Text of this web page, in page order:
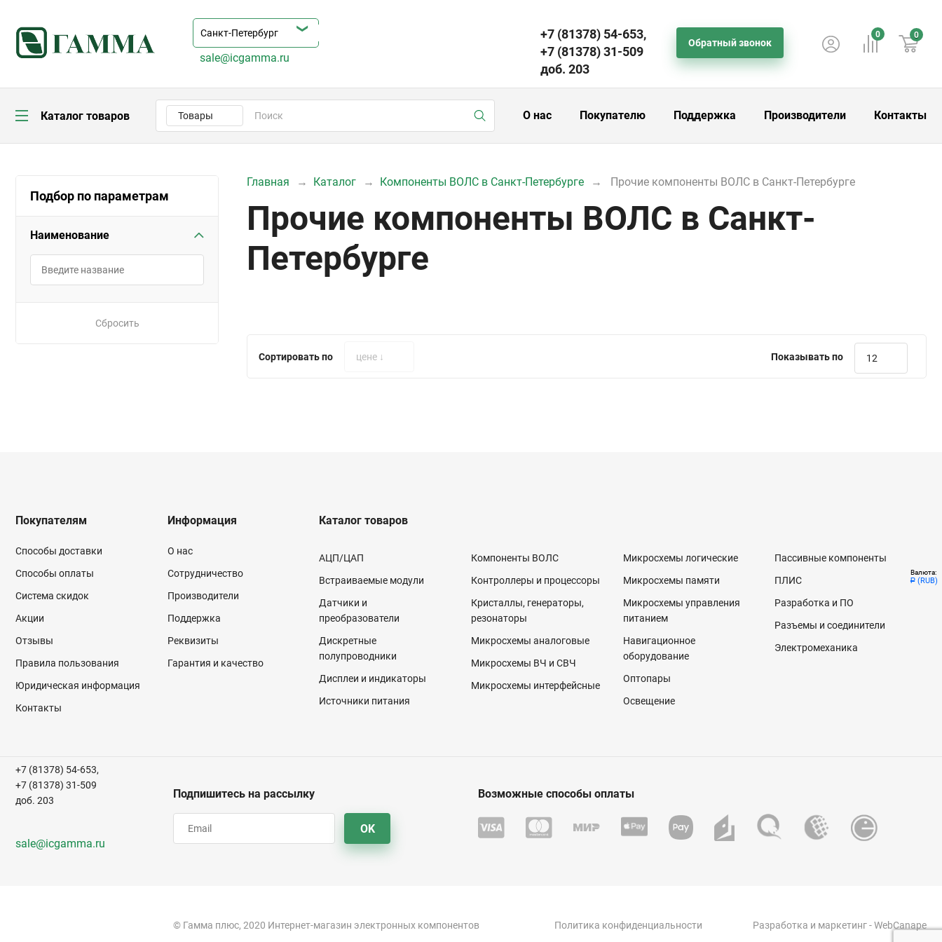
Валюта:
Р (RUB)
+7 (81378) 54-653,
+7 (81378) 31-509
доб. 203
Обратный звонок
sale@icgamma.ru
0 0
Каталог товаров Товары О нас Покупателю Поддержка Производители Контакты
Подбор по параметрам
Наименование
Сбросить
Главная Каталог Компоненты ВОЛС в Санкт-Петербурге Прочие компоненты ВОЛС в Санкт-Петербурге
Прочие компоненты ВОЛС в Санкт-
Петербурге
Сортировать по цене ↓ Показывать по 12
Покупателям
Способы доставки
Способы оплаты
Система скидок
Акции
Отзывы
Правила пользования
Юридическая информация
Контакты
Информация
О нас
Сотрудничество
Производители
Поддержка
Реквизиты
Гарантия и качество
Каталог товаров
АЦП/ЦАП
Встраиваемые модули
Датчики и
преобразователи
Дискретные
полупроводники
Дисплеи и индикаторы
Источники питания
Компоненты ВОЛС
Контроллеры и процессоры
Кристаллы, генераторы,
резонаторы
Микросхемы аналоговые
Микросхемы ВЧ и СВЧ
Микросхемы интерфейсные
Микросхемы логические
Микросхемы памяти
Микросхемы управления
питанием
Навигационное
оборудование
Оптопары
Освещение
Пассивные компоненты
ПЛИС
Разработка и ПО
Разъемы и соединители
Электромеханика
Подпишитесь на рассылку
OK
+7 (81378) 54-653,
+7 (81378) 31-509
доб. 203
sale@icgamma.ru
Возможные способы оплаты
© Гамма плюс, 2020 Интернет-магазин электронных компонентов Политика конфиденциальности Разработка и маркетинг- WebCanape